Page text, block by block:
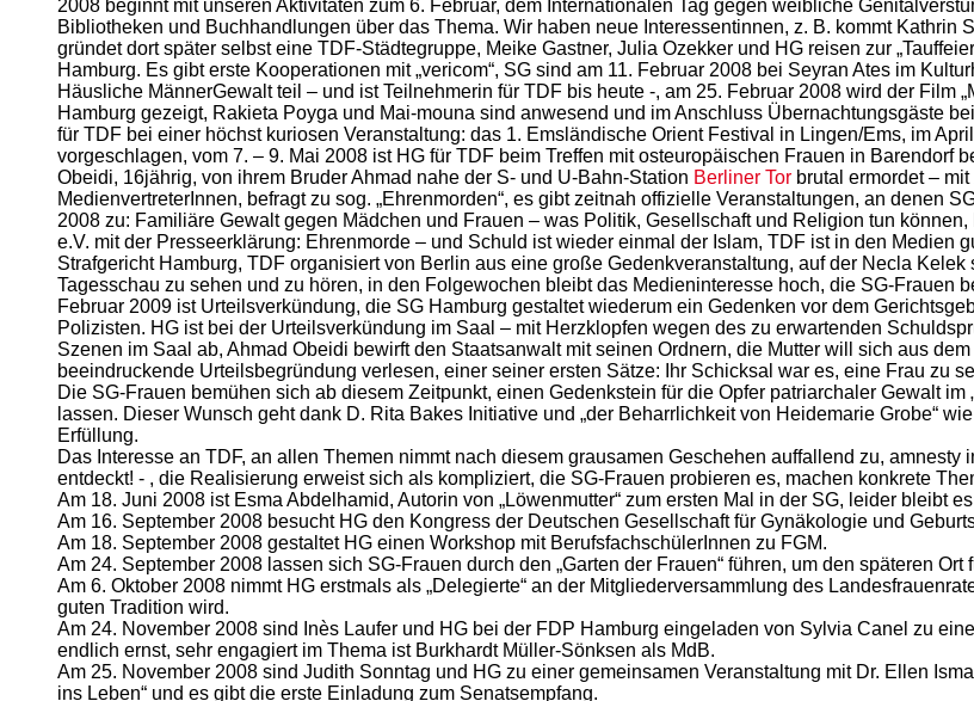
2008 beginnt mit unseren Aktivitäten zum 6. Februar, dem Internationalen Tag gegen weibliche
Bibliotheken und Buchhandlungen über das Thema. Wir haben neue Interessentinnen, z. B. kommt Kathrin
gründet dort später selbst eine TDF-Städtegruppe, Meike Gastner, Julia Ozekker und HG reisen zur
Hamburg. Es gibt erste Kooperationen mit „vericom“, SG sind am 11. Februar 2008 bei Seyran Ates im
Häusliche MännerGewalt teil – und ist Teilnehmerin für TDF bis heute -, am 25. Februar 2008 wird der Film
Hamburg gezeigt, Rakieta Poyga und Mai-mouna sind anwesend und im Anschluss Übernachtungsgäste
für TDF bei einer höchst kuriosen Veranstaltung: das 1. Emsländische Orient Festival in Lingen/Ems, im
vorgeschlagen, vom 7. – 9. Mai 2008 ist HG für TDF beim Treffen mit osteuropäischen Frauen in Barendorf
Obeidi, 16jährig, von ihrem Bruder Ahmad nahe der S- und U-Bahn-Station Berliner Tor brutal ermordet –
MedienvertreterInnen, befragt zu sog. „Ehrenmorden“, es gibt zeitnah offizielle Veranstaltungen, an denen
2008 zu: Familiäre Gewalt gegen Mädchen und Frauen – was Politik, Gesellschaft und Religion tun
e.V. mit der Presseerklärung: Ehrenmorde – und Schuld ist wieder einmal der Islam, TDF ist in den Medien
Strafgericht Hamburg, TDF organisiert von Berlin aus eine große Gedenkveranstaltung, auf der Necla
Tagesschau zu sehen und zu hören, in den Folgewochen bleibt das Medieninteresse hoch, die SG-Frauen
Februar 2009 ist Urteilsverkündung, die SG Hamburg gestaltet wiederum ein Gedenken vor dem
Polizisten. HG ist bei der Urteilsverkündung im Saal – mit Herzklopfen wegen des zu erwartenden
Szenen im Saal ab, Ahmad Obeidi bewirft den Staatsanwalt mit seinen Ordnern, die Mutter will sich aus
beeindruckende Urteilsbegründung verlesen, einer seiner ersten Sätze: Ihr Schicksal war es, eine Frau zu
Die SG-Frauen bemühen sich ab diesem Zeitpunkt, einen Gedenkstein für die Opfer patriarchaler Gewalt
lassen. Dieser Wunsch geht dank D. Rita Bakes Initiative und „der Beharrlichkeit von Heidemarie Grobe“
Erfüllung.
Das Interesse an TDF, an allen Themen nimmt nach diesem grausamen Geschehen auffallend zu,
entdeckt! - , die Realisierung erweist sich als kompliziert, die SG-Frauen probieren es, machen konkrete
Am 18. Juni 2008 ist Esma Abdelhamid, Autorin von „Löwenmutter“ zum ersten Mal in der SG, leider bleibt
Am 16. September 2008 besucht HG den Kongress der Deutschen Gesellschaft für Gynäkologie und
Am 18. September 2008 gestaltet HG einen Workshop mit BerufsfachschülerInnen zu FGM.
Am 24. September 2008 lassen sich SG-Frauen durch den „Garten der Frauen“ führen, um den späteren
Am 6. Oktober 2008 nimmt HG erstmals als „Delegierte“ an der Mitgliederversammlung des
guten Tradition wird.
Am 24. November 2008 sind Inès Laufer und HG bei der FDP Hamburg eingeladen von Sylvia Canel zu
endlich ernst, sehr engagiert im Thema ist Burkhardt Müller-Sönksen als MdB.
Am 25. November 2008 sind Judith Sonntag und HG zu einer gemeinsamen Veranstaltung mit Dr. Ellen
ins Leben“ und es gibt die erste Einladung zum Senatsempfang.